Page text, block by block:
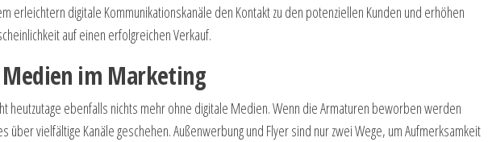
erleichtern digitale Kommunikationskanäle den Kontakt zu den potenziellen Kunden und erhöhen
auf einen erfolgreichen Verkauf.
im Marketing
heutzutage ebenfalls nichts mehr ohne digitale Medien. Wenn die Armaturen beworben werden
über vielfältige Kanäle geschehen. Außenwerbung und Flyer sind nur zwei Wege, um Aufmerksamkeit